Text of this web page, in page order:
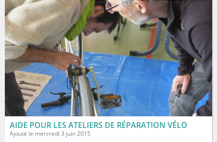
AIDE POUR LES ATELIERS DE RÉPARATION VÉLO
Ajouté le mercredi 3 juin 2015